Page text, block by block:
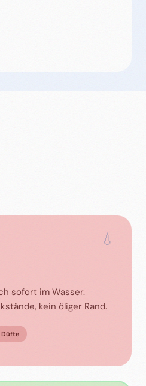
💧
sofort im Wasser.
kein öliger Rand.
Düfte